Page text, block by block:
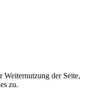
Weiternutzung der Seite,
zu.